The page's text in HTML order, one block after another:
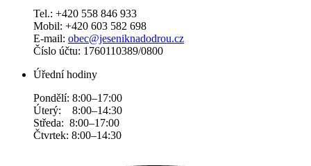
Tel.: +420 558 846 933
Mobil: +420 603 582 698
E-mail: obec@jeseniknadodrou.cz
Číslo účtu: 1760110389/0800
Úřední hodiny
Pondělí: 8:00–17:00
Úterý: 8:00–14:30
Středa: 8:00–17:00
Čtvrtek: 8:00–14:30